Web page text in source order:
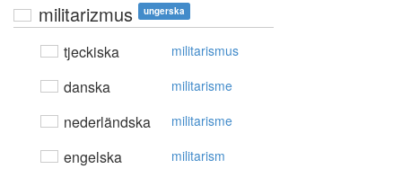
militarizmus ungerska
tjeckiska militarismus
danska militarisme
nederländska militarisme
engelska militarism